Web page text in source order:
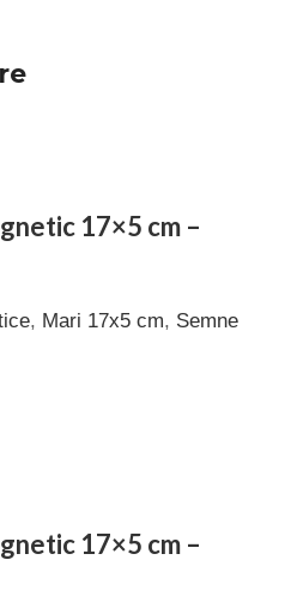
17×5 cm –
, Mari 17x5 cm, Semne
17×5 cm –